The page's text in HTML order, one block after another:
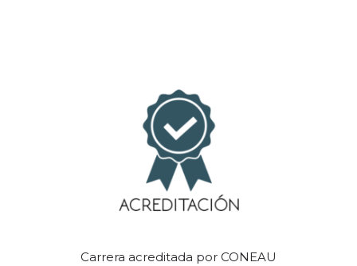
Carrera acreditada por CONEAU